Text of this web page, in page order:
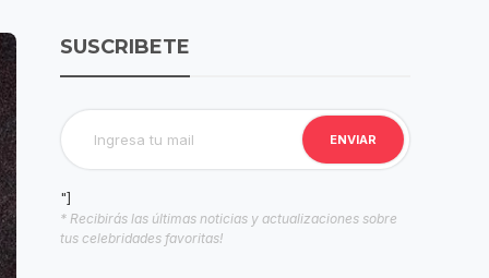
SUSCRIBETE
"]
* Recibirás las últimas noticias y actualizaciones sobre
tus celebridades favoritas!